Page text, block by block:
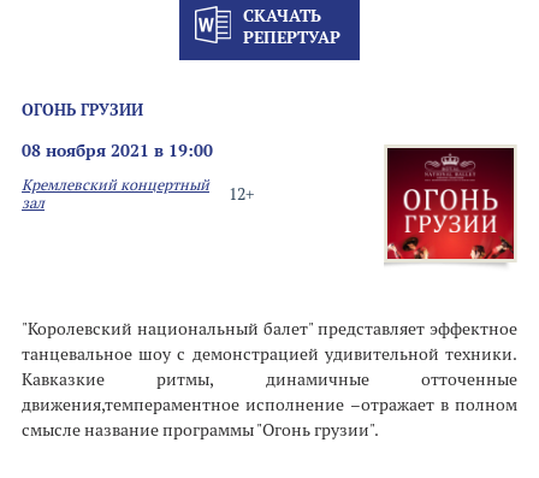
СКАЧАТЬ
РЕПЕРТУАР
ОГОНЬ ГРУЗИИ
08 ноября 2021 в 19:00
12+
Кремлевский концертный
зал
"Королевский национальный балет" представляет эффектное
танцевальное шоу с демонстрацией удивительной техники.
Кавказкие ритмы, динамичные отточенные
движения,темпераментное исполнение –отражает в полном
смысле название программы "Огонь грузии".